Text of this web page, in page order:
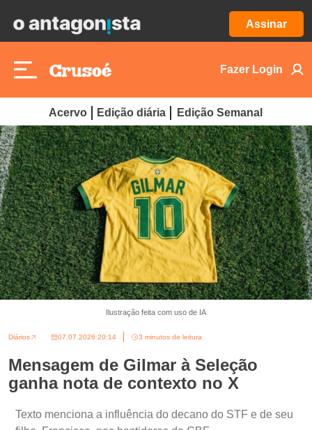
Assinar
Fazer Login
Acervo Edição diária Edição Semanal
Ilustração feita com uso de IA
Diários 07.07.2026 20:14 3 minutos de leitura
Mensagem de Gilmar à Seleção
ganha nota de contexto no X
Texto menciona a influência do decano do STF e de seu